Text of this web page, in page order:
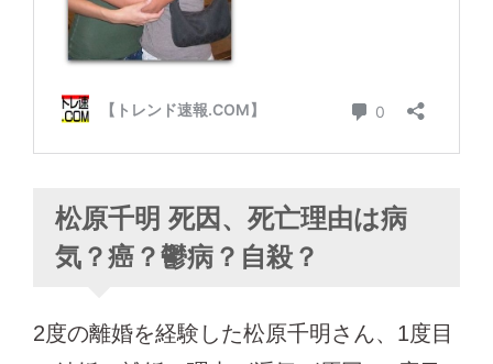
松原千明 死因、死亡理由は病
気？癌？鬱病？自殺？
2度の離婚を経験した松原千明さん、1度目